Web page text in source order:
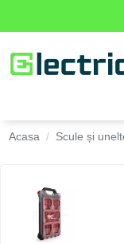
Acasa Scule și